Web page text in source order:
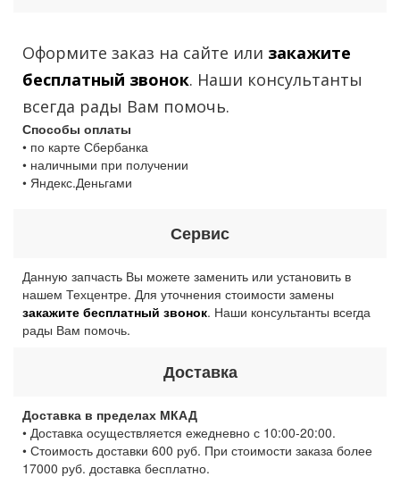
Оформите заказ на сайте или закажите
бесплатный звонок. Наши консультанты
всегда рады Вам помочь.
Способы оплаты
• по карте Сбербанка
• наличными при получении
• Яндекс.Деньгами
Сервис
Данную запчасть Вы можете заменить или установить в
нашем Техцентре. Для уточнения стоимости замены
закажите бесплатный звонок. Наши консультанты всегда
рады Вам помочь.
Доставка
Доставка в пределах МКАД
• Доставка осуществляется ежедневно с 10:00-20:00.
• Стоимость доставки 600 руб. При стоимости заказа более
17000 руб. доставка бесплатно.